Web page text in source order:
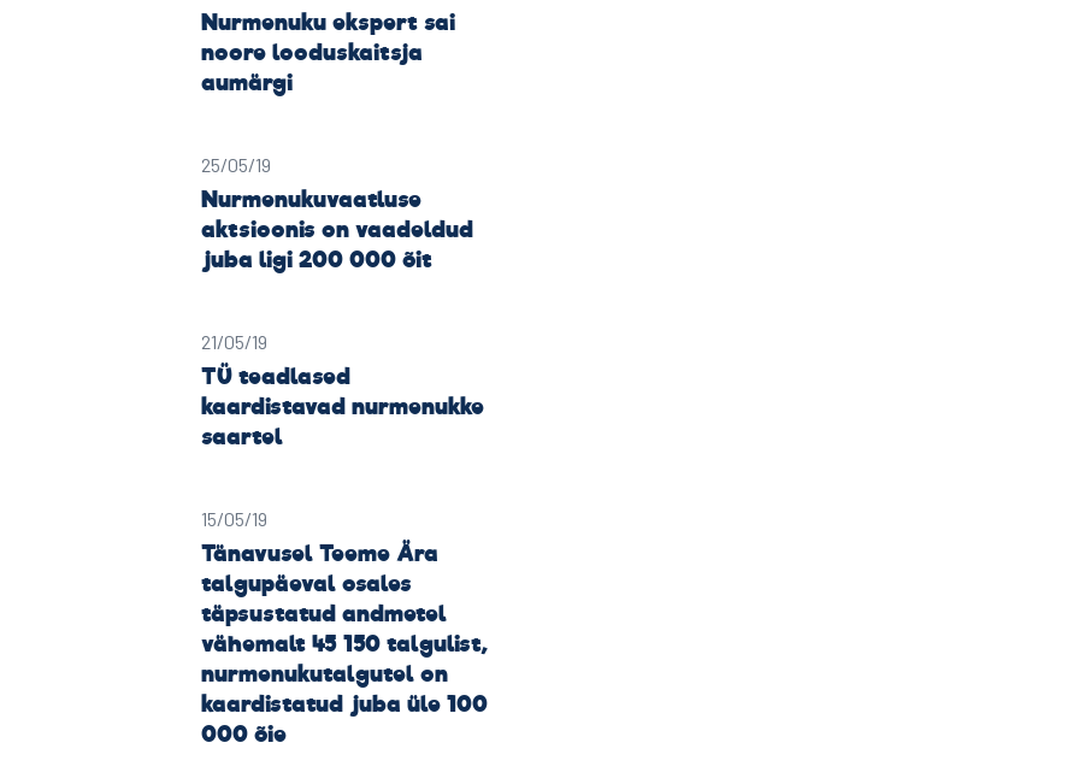
Nurmenuku ekspert sai
noore looduskaitsja
aumärgi
25/05/19
Nurmenukuvaatluse
aktsioonis on vaadeldud
juba ligi 200 000 õit
21/05/19
TÜ teadlased
kaardistavad nurmenukke
saartel
15/05/19
Tänavusel Teeme Ära
talgupäeval osales
täpsustatud andmetel
vähemalt 45 150 talgulist,
nurmenukutalgutel on
kaardistatud juba üle 100
000 õie